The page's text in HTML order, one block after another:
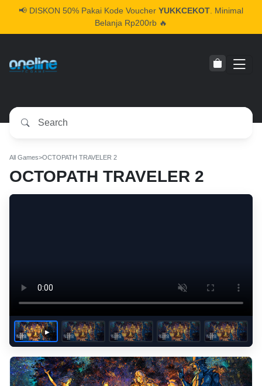
📢 DISKON 50% Pakai Kode Voucher YUKKCEKOT . Minimal
Belanja Rp200rb 🔥
All Games>OCTOPATH TRAVELER 2
OCTOPATH TRAVELER 2